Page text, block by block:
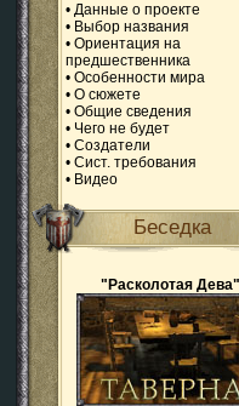
• Данные о проекте
• Выбор названия
• Ориентация на
предшественника
• Особенности мира
• О сюжете
• Общие сведения
• Чего не будет
• Создатели
• Сист. требования
• Видео
Беседка
"Расколотая Дева"